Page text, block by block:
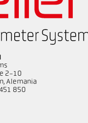
2-10
Alemania
850